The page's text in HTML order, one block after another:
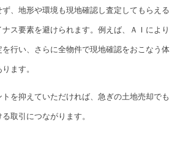
、地形や環境も現地確認し査定してもらえる
ス要素を避けられます。例えば、ＡＩにより
を行い、さらに全物件で現地確認をおこなう体
ます。
を抑えていただければ、急ぎの土地売却でも
取引につながります。